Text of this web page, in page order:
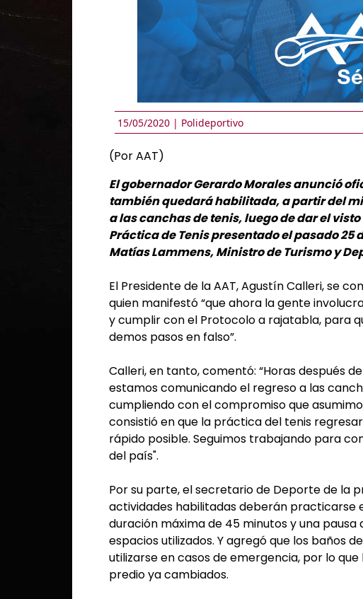
15/05/2020 | Polideportivo
(Por AAT)
El gobernador Gerardo Morales anunció
también quedará habilitada, a partir del
a las canchas de tenis, luego de dar el
Práctica de Tenis presentado el pasado
Matías Lammens, Ministro de Turismo y
El Presidente de la AAT, Agustín Calleri, se
quien manifestó “que ahora la gente
y cumplir con el Protocolo a rajatabla, para
demos pasos en falso”.
Calleri, en tanto, comentó: “Horas después
estamos comunicando el regreso a las
cumpliendo con el compromiso que
consistió en que la práctica del tenis
rápido posible. Seguimos trabajando para
del país".
Por su parte, el secretario de Deporte de la
actividades habilitadas deberán practicarse
duración máxima de 45 minutos y una
espacios utilizados. Y agregó que los baños
utilizarse en casos de emergencia, por lo
predio ya cambiados.